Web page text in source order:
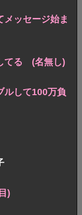
メッセージ始ま
てる (名無し)
ルして100万負
)